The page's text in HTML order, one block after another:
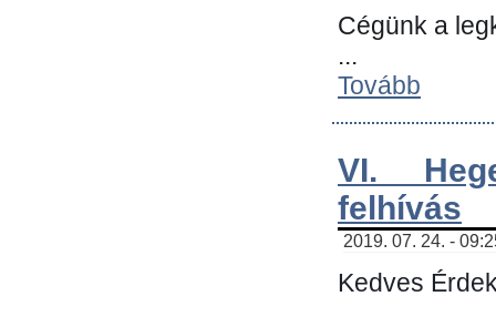
Cégünk a
...
Tovább
VI.
felhívás
2019. 07. 24. -
Kedves